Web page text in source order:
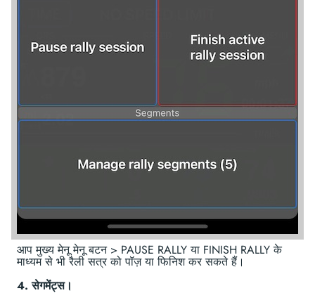
आप मुख्य मेनू मेनू बटन > PAUSE RALLY या FINISH RALLY के
माध्यम से भी रैली सत्र को पॉज़ या फिनिश कर सकते हैं।
4. सेगमेंट्स।